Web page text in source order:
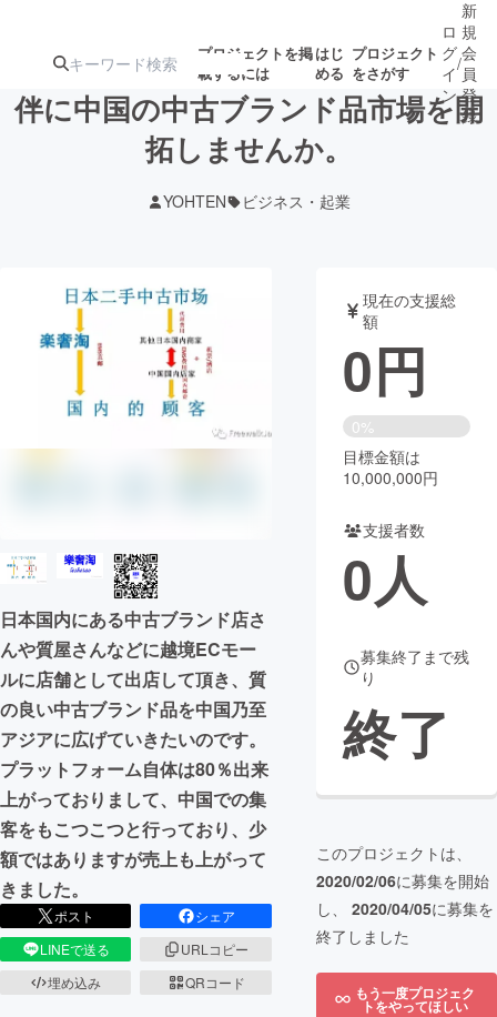
プロジェクトを掲
載するには
はじ
める
プロジェクト
をさがす
ジェクト
募集終了が近いプ
ロジェクト
アート・写真 音楽
テクノロジー・ガジェット ゲーム・サ
映像・映画 書籍・雑誌
チャレンジ
CAMPFIRE for Social Good
CAMPFIRE Creation
CAMPFIREふるさと納税
ロ
グ
イ
ン
/
新
規
会
員
登
録
伴に中国の中古ブランド品市場を開
拓しませんか。
YOHTEN ビジネス・起業
日本国内にある中古ブランド店さ
んや質屋さんなどに越境ECモー
ルに店舗として出店して頂き、質
の良い中古ブランド品を中国乃至
アジアに広げていきたいのです。
プラットフォーム自体は80％出来
上がっておりまして、中国での集
客をもこつこつと行っており、少
額ではありますが売上も上がって
きました。
ポスト
シェア
LINEで送る
URLコピー
埋め込み
QRコード
現在の支援総
額
0円
0%
目標金額は
10,000,000円
支援者数
0人
募集終了まで残
り
終了
このプロジェクトは、
2020/02/06に募集を開始
し、 2020/04/05に募集を
終了しました
もう一度プロジェク
トをやってほしい